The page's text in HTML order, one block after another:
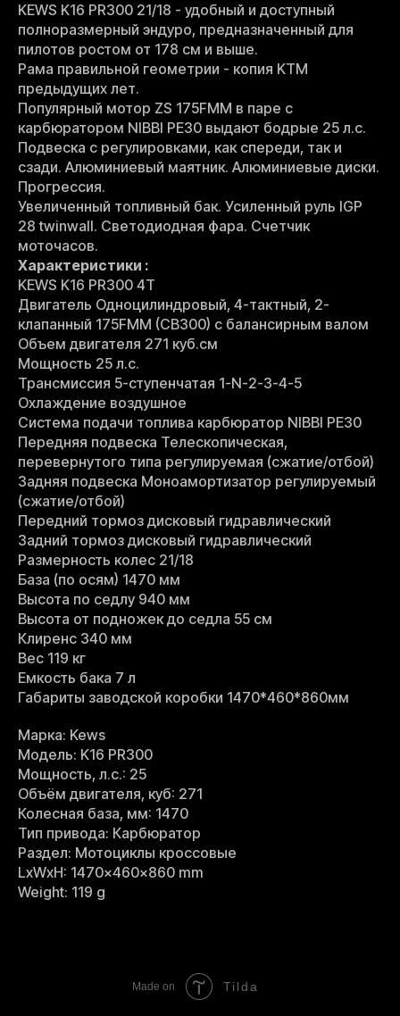
KEWS K16 PR300 21/18 - удобный и доступный
полноразмерный эндуро, предназначенный для
пилотов ростом от 178 см и выше.
Рама правильной геометрии - копия KTM
предыдущих лет.
Популярный мотор ZS 175FMM в паре с
карбюратором NIBBI PE30 выдают бодрые 25 л.с.
Подвеска с регулировками, как спереди, так и
сзади. Алюминиевый маятник. Алюминиевые диски.
Прогрессия.
Увеличенный топливный бак. Усиленный руль IGP
28 twinwall. Светодиодная фара. Счетчик
моточасов.
Характеристики :
KEWS K16 PR300 4T
Двигатель Одноцилиндровый, 4-тактный, 2-
клапанный 175FMM (CB300) с балансирным валом
Объем двигателя 271 куб.см
Мощность 25 л.с.
Трансмиссия 5-ступенчатая 1-N-2-3-4-5
Охлаждение воздушное
Система подачи топлива карбюратор NIBBI PE30
Передняя подвеска Телескопическая,
перевернутого типа регулируемая (сжатие/отбой)
Задняя подвеска Моноамортизатор регулируемый
(сжатие/отбой)
Передний тормоз дисковый гидравлический
Задний тормоз дисковый гидравлический
Размерность колес 21/18
База (по осям) 1470 мм
Высота по седлу 940 мм
Высота от подножек до седла 55 см
Клиренс 340 мм
Вес 119 кг
Емкость бака 7 л
Габариты заводской коробки 1470*460*860мм
Марка: Kews
Модель: K16 PR300
Мощность, л.с.: 25
Объём двигателя, куб: 271
Колесная база, мм: 1470
Тип привода: Карбюратор
Раздел: Мотоциклы кроссовые
LxWxH: 1470x460x860 mm
Weight: 119 g
Made on Tilda